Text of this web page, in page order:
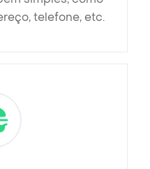
telefone, etc.